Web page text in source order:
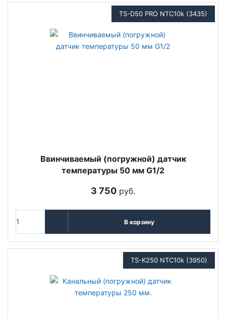
TS-D50 PRO NTC10k (3435)
Ввинчиваемый (погружной) датчик
температуры 50 мм G1/2
3 750 руб.
В корзину
TS-K250 NTC10k (3950)